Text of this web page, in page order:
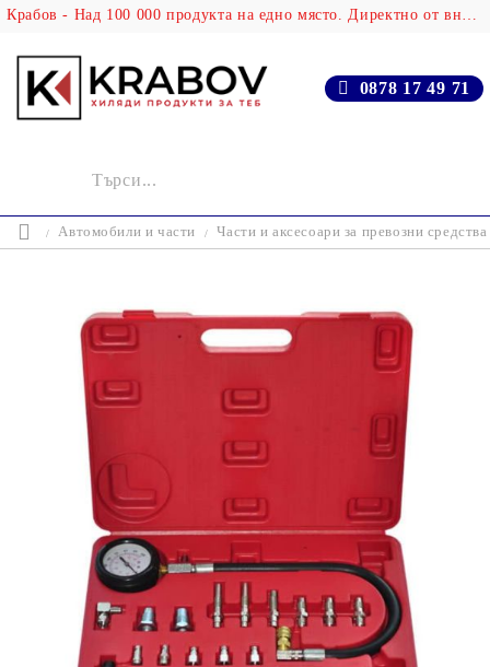
Крабов - Над 100 000 продукта на едно място. Директно от вносителя!
0878 17 49 71
Автомобили и части Части и аксесоари за превозни средства